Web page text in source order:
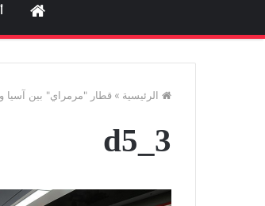
Home
الرئيسية » قطار "مرمراي" بين آسيا
d5_3